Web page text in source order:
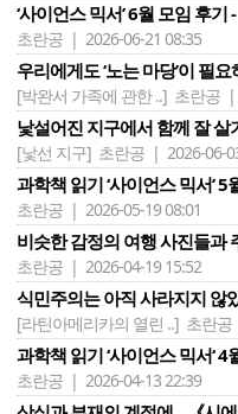
‘사이언스 믹서’ 6월 모임 후
초란공 | 2026-06-21 08:35
우리에게도 ‘노는 마당’이 필
[박완서 가족에 관한 ..] 초란공 |
낯설어진 지구에서 함께 잘 살
[낯선 지구] 초란공 | 2026-06-
과학책 읽기 ‘사이언스 믹서’
초란공 | 2026-05-19 08:01
비슷한 감정의 여행 사진들과
초란공 | 2026-04-19 15:52
식민주의는 아직 사라지지 않
[라틴아메리카의 열린 ..] 초란
과학책 읽기 ‘ 사이언스 믹서‘ 4
초란공 | 2026-04-13 22:39